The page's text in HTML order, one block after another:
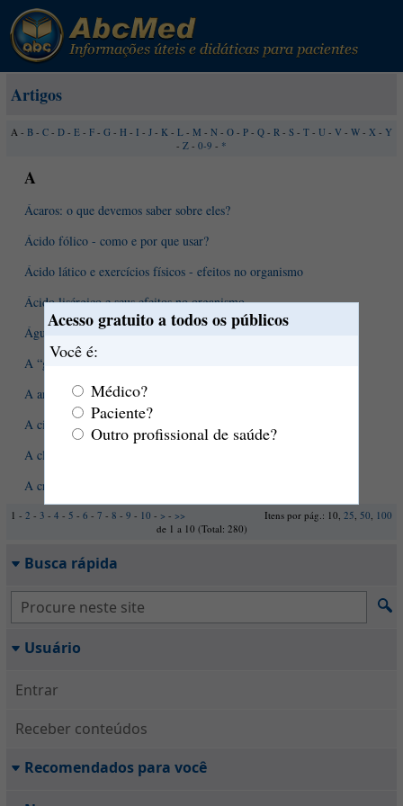
Acesso gratuito a todos os públicos
Você é:
Médico?
Paciente?
Outro profissional de saúde?
Artigos
A - B - C - D - E - F - G - H - I - J - K - L - M - N - O - P - Q - R - S - T - U - V - W - X - Y
- Z - 0-9 - *
A
Ácaros: o que devemos saber sobre eles?
Ácido fólico - como e por que usar?
Ácido lático e exercícios físicos - efeitos no organismo
Ácido lisérgico e seus efeitos no organismo
Águas medicinais e seus efeitos no organismo
A “glândula da felicidade” ou Timo
A ansiedade pode não ser patológica?
A ciência por trás do vínculo com animais
A claridade te incomoda? Pode ser fotofobia
A criança que vai para a creche
Itens por pág.: 10, 25, 50, 100
1 - 2 - 3 - 4 - 5 - 6 - 7 - 8 - 9 - 10 - > - >>
de 1 a 10 (Total: 280)
Busca rápida
Usuário
Entrar
Receber conteúdos
Recomendados para você